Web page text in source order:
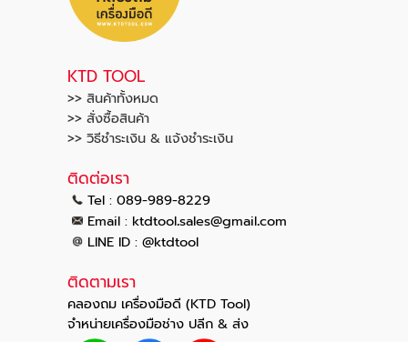
KTD TOOL
>> สินค้าทั้งหมด
>> สั่งซื้อสินค้า
>> วิธีชำระเงิน & แจ้งชำระเงิน
ติดต่อเรา
Tel : 089-989-8229
Email : ktdtool.sales@gmail.com
LINE ID : @ktdtool
ติดตามเรา
คลองถม เครื่องมือดี (KTD Tool)
จำหน่ายเครื่องมือช่าง ปลีก & ส่ง